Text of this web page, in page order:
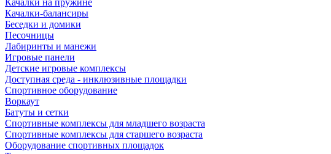
Качалки на пружине
Качалки-балансиры
Беседки и домики
Песочницы
Лабиринты и манежи
Игровые панели
Детские игровые комплексы
Доступная среда - инклюзивные площадки
Спортивное оборудование
Воркаут
Батуты и сетки
Спортивные комплексы для младшего возраста
Спортивные комплексы для старшего возраста
Оборудование спортивных площадок